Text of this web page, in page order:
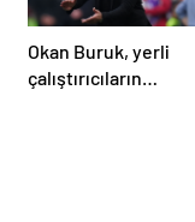
Okan Buruk, yerli
çalıştırıcıların